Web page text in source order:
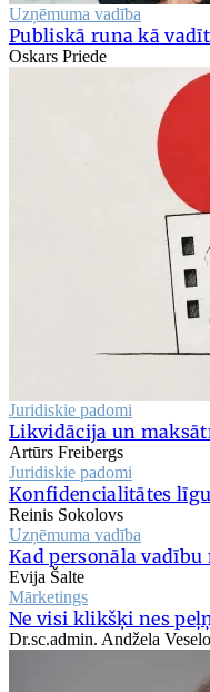
Uzņēmuma vadība
Publiskā runa kā
Oskars Priede
Juridiskie padomi
Likvidācija un
Artūrs Freibergs
Juridiskie padomi
Konfidencialitātes
Reinis Sokolovs
Uzņēmuma vadība
Kad personāla
Evija Šalte
Mārketings
Ne visi klikšķi nes
Dr.sc.admin. Andžela